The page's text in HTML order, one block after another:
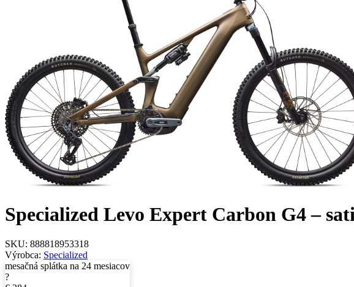
Specialized Levo Expert Carbon G4 –
SKU: 888818953318
Výrobca: Specialized
mesačná splátka na 24 mesiacov
?